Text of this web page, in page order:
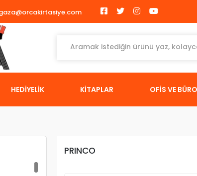
HEDİYELİK KİTAPLAR OFİS VE
PRINCO